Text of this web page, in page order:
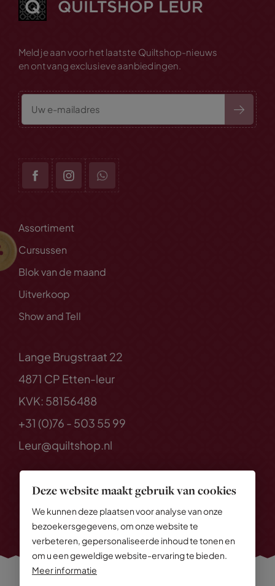
Deze website maakt gebruik van cookies
We kunnen deze plaatsen voor analyse van onze
bezoekersgegevens, om onze website te
verbeteren, gepersonaliseerde inhoud te tonen en
om u een geweldige website-ervaring te bieden.
Meer informatie
Meld je aan voor het laatste Quiltshop-nieuws
en ontvang exclusieve aanbiedingen.
Assortiment
Cursussen
Blok van de maand
Uitverkoop
Show and Tell
Lange Brugstraat 22
4871 CP Etten-leur
KVK: 58156488
+31 (0)76 - 503 55 99
Leur@quiltshop.nl